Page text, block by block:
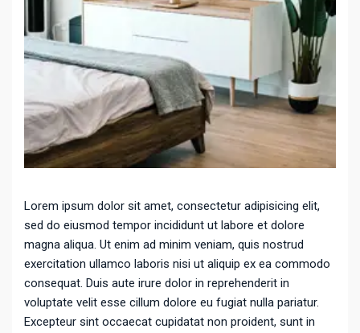
Lorem ipsum dolor sit amet, consectetur adipisicing elit,
sed do eiusmod tempor incididunt ut labore et dolore
magna aliqua. Ut enim ad minim veniam, quis nostrud
exercitation ullamco laboris nisi ut aliquip ex ea commodo
consequat. Duis aute irure dolor in reprehenderit in
voluptate velit esse cillum dolore eu fugiat nulla pariatur.
Excepteur sint occaecat cupidatat non proident, sunt in